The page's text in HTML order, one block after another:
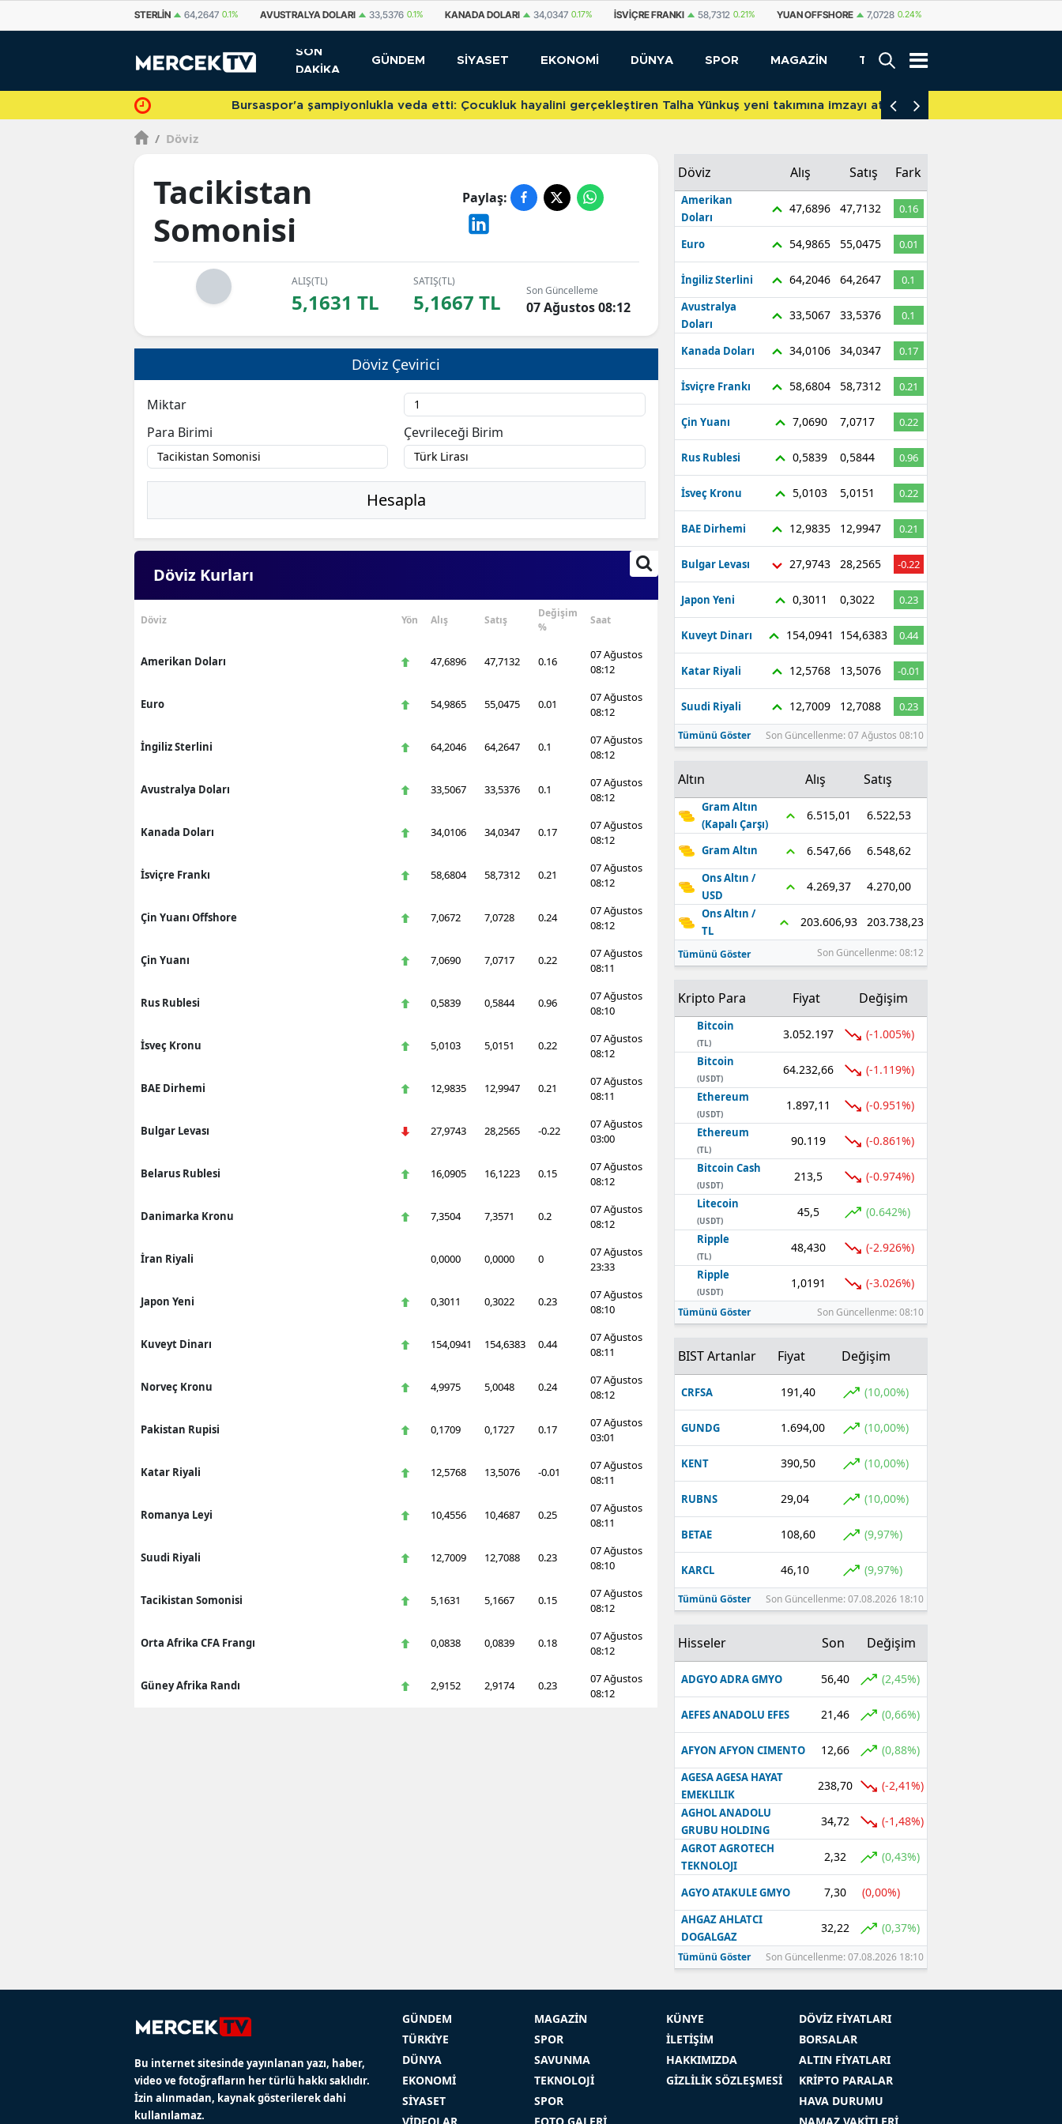
STERLIN 64,2647 0.1% AVUSTRALYA DOLARI 33,5376 0.1% KANADA DOLARI 34,0347 0.17% İSVIÇRE FRANKI 58,7312 0.21% YUAN OFFSHORE 7,0728 0.24%
SON
DAKİKA
GÜNDEM SİYASET EKONOMİ DÜNYA SPOR MAGAZİN TEKNOLOJİ
Bursaspor'a şampiyonlukla veda etti: Çocukluk hayalini gerçekleştiren Talha Yünkuş yeni takımına imzayı attı
/ Döviz
Tacikistan
Somonisi
Paylaş:
ALIŞ(TL)
5,1631 TL
SATIŞ(TL)
5,1667 TL Son Güncelleme
07 Ağustos 08:12
Döviz Çevirici
Miktar
Para Birimi
Çevrileceği Birim
Hesapla
Döviz Kurları
Döviz Yön Alış Satış
Değişim
%
Saat
Amerikan Doları 47,6896 47,7132 0.16
07 Ağustos
08:12
Euro 54,9865 55,0475 0.01
07 Ağustos
08:12
İngiliz Sterlini 64,2046 64,2647 0.1
07 Ağustos
08:12
Avustralya Doları 33,5067 33,5376 0.1
07 Ağustos
08:12
Kanada Doları 34,0106 34,0347 0.17
07 Ağustos
08:12
İsviçre Frankı 58,6804 58,7312 0.21
07 Ağustos
08:12
Çin Yuanı Offshore 7,0672 7,0728 0.24
07 Ağustos
08:12
Çin Yuanı 7,0690 7,0717 0.22
07 Ağustos
08:11
Rus Rublesi 0,5839 0,5844 0.96
07 Ağustos
08:10
İsveç Kronu 5,0103 5,0151 0.22
07 Ağustos
08:12
BAE Dirhemi 12,9835 12,9947 0.21
07 Ağustos
08:11
Bulgar Levası 27,9743 28,2565 -0.22
07 Ağustos
03:00
Belarus Rublesi 16,0905 16,1223 0.15
07 Ağustos
08:12
Danimarka Kronu 7,3504 7,3571 0.2
07 Ağustos
08:12
İran Riyali 0,0000 0,0000 0
07 Ağustos
23:33
Japon Yeni 0,3011 0,3022 0.23
07 Ağustos
08:10
Kuveyt Dinarı 154,0941 154,6383 0.44
07 Ağustos
08:11
Norveç Kronu 4,9975 5,0048 0.24
07 Ağustos
08:12
Pakistan Rupisi 0,1709 0,1727 0.17
07 Ağustos
03:01
Katar Riyali 12,5768 13,5076 -0.01
07 Ağustos
08:11
Romanya Leyi 10,4556 10,4687 0.25
07 Ağustos
08:11
Suudi Riyali 12,7009 12,7088 0.23
07 Ağustos
08:10
Tacikistan Somonisi 5,1631 5,1667 0.15
07 Ağustos
08:12
Orta Afrika CFA Frangı 0,0838 0,0839 0.18
07 Ağustos
08:12
Güney Afrika Randı 2,9152 2,9174 0.23
07 Ağustos
08:12
Döviz Alış Satış Fark
Amerikan
Doları
47,6896 47,7132 0.16
Euro 54,9865 55,0475 0.01
İngiliz Sterlini 64,2046 64,2647
0.1
Avustralya
Doları
33,5067 33,5376 0.1
Kanada Doları 34,0106 34,0347 0.17
İsviçre Frankı 58,6804 58,7312 0.21
Çin Yuanı 7,0690 7,0717 0.22
Rus Rublesi 0,5839 0,5844 0.96
İsveç Kronu 5,0103 5,0151 0.22
BAE Dirhemi 12,9835 12,9947 0.21
Bulgar Levası 27,9743 28,2565 -0.22
Japon Yeni 0,3011 0,3022 0.23
Kuveyt Dinarı 154,0941 154,6383 0.44
Katar Riyali 12,5768 13,5076 -0.01
Suudi Riyali 12,7009 12,7088 0.23
Tümünü Göster Son Güncellenme: 07 Ağustos 08:10
Altın Alış Satış
Gram Altın
(Kapalı Çarşı)
6.515,01 6.522,53
Gram Altın 6.547,66 6.548,62
Ons Altın /
USD
4.269,37 4.270,00
Ons Altın /
TL
203.606,93 203.738,23
Tümünü Göster Son Güncellenme: 08:12
Kripto Para Fiyat Değişim
Bitcoin
(TL)
3.052.197 (-1.005%)
Bitcoin
(USDT)
64.232,66 (-1.119%)
Ethereum
(USDT)
1.897,11 (-0.951%)
Ethereum
(TL)
90.119 (-0.861%)
Bitcoin Cash
(USDT)
213,5 (-0.974%)
Litecoin
(USDT)
45,5 (0.642%)
Ripple
(TL)
48,430 (-2.926%)
Ripple
(USDT)
1,0191 (-3.026%)
Tümünü Göster Son Güncellenme: 08:10
BIST Artanlar Fiyat Değişim
CRFSA 191,40 (10,00%)
GUNDG 1.694,00 (10,00%)
KENT 390,50 (10,00%)
RUBNS 29,04 (10,00%)
BETAE 108,60 (9,97%)
KARCL 46,10 (9,97%)
Tümünü Göster Son Güncellenme: 07.08.2026 18:10
Hisseler Son Değişim
ADGYO ADRA GMYO 56,40 (2,45%)
AEFES ANADOLU EFES 21,46 (0,66%)
AFYON AFYON CIMENTO 12,66 (0,88%)
AGESA AGESA HAYAT
EMEKLILIK
238,70 (-2,41%)
AGHOL ANADOLU
GRUBU HOLDING
34,72 (-1,48%)
AGROT AGROTECH
TEKNOLOJI
2,32 (0,43%)
AGYO ATAKULE GMYO 7,30 (0,00%)
AHGAZ AHLATCI
DOGALGAZ
32,22 (0,37%)
Tümünü Göster Son Güncellenme: 07.08.2026 18:10
Bu internet sitesinde yayınlanan yazı, haber,
video ve fotoğrafların her türlü hakkı saklıdır.
İzin alınmadan, kaynak gösterilerek dahi
kullanılamaz.
GÜNDEM
TÜRKİYE
DÜNYA
EKONOMİ
SİYASET
VİDEOLAR
MAGAZİN
SPOR
SAVUNMA
TEKNOLOJİ
SPOR
FOTO GALERİ
KÜNYE
İLETİŞİM
HAKKIMIZDA
GİZLİLİK SÖZLEŞMESİ
DÖVİZ FİYATLARI
BORSALAR
ALTIN FİYATLARI
KRİPTO PARALAR
HAVA DURUMU
NAMAZ VAKİTLERİ